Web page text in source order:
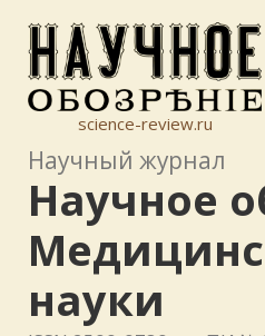
science-review.ru
Научный журнал
Научное
науки